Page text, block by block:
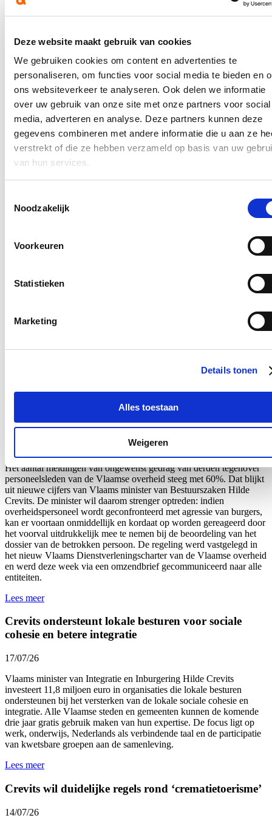
Deze website maakt gebruik van cookies
We gebruiken cookies om content en advertenties te
personaliseren, om functies voor social media te bieden en
ons websiteverkeer te analyseren. Ook delen we informatie
over uw gebruik van onze site met onze partners voor social
media, adverteren en analyse. Deze partners kunnen deze
gegevens combineren met andere informatie die u aan ze
verstrekt of die ze hebben verzameld op basis van uw
van hun services.
Noodzakelijk
Voorkeuren
Statistieken
Marketing
Details tonen
Alles toestaan
Weigeren
sociale onderneming ‘VZW De Handige Harry’ opgericht.
Mensen met een afstand tot de arbeidsmarkt zullen zo klusjes
Bistro De Borre (Bierbeek): Bistro De Borre is een bestaande
sociale onderneming gestart in 2022. Het is een bistro met
lokale en duurzame producten die kansengroepen tewerk stelt
waaronder psychiatrische patiënten. Ze werken dan ook
samen met zorggroep Sint-Kamillus. Met het project willen ze
hun omzet vergroten door middel van een
marketingcampagne.
Meer informatie:
Blijf op de hoogte
Ontvang mijn nieuwsbrief.
bovenstaand mailadres*
stijgt fors binnen Vlaamse overheid: nieuwe regeling
dat dossiers tijdelijk kan opschorten in geval van
agressie voortaan van kracht
Het aantal meldingen van ongewenst gedrag van derden tegenover
personeelsleden van de Vlaamse overheid steeg met 60%. Dat blijkt
uit nieuwe cijfers van Vlaams minister van Bestuurszaken Hilde
Crevits. De minister wil daarom strenger optreden: indien
overheidspersoneel wordt geconfronteerd met agressie van burgers,
kan er voortaan onmiddellijk en kordaat op worden gereageerd door
het voorval uitdrukkelijk mee te nemen bij de beoordeling van het
dossier van de betrokken persoon. De regeling werd vastgelegd in
het nieuw Vlaams Dienstverleningscharter van de Vlaamse overheid
en werd deze week via een omzendbrief gecommuniceerd naar alle
entiteiten.
Lees meer
Crevits ondersteunt lokale besturen voor sociale
cohesie en betere integratie
17/07/26
Vlaams minister van Integratie en Inburgering Hilde Crevits
investeert 11,8 miljoen euro in organisaties die lokale besturen
ondersteunen bij het versterken van de lokale sociale cohesie en
integratie. Alle Vlaamse steden en gemeenten kunnen de komende
drie jaar gratis gebruik maken van hun expertise. De focus ligt op
werk, onderwijs, Nederlands als verbindende taal en de participatie
van kwetsbare groepen aan de samenleving.
Lees meer
Crevits wil duidelijke regels rond ‘crematietoerisme’
14/07/26